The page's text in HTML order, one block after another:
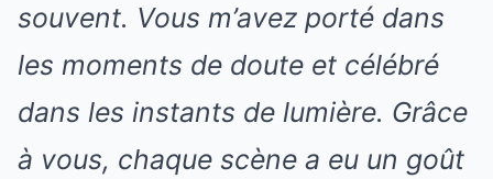
souvent. Vous m’avez porté dans
les moments de doute et célébré
dans les instants de lumière. Grâce
à vous, chaque scène a eu un goût